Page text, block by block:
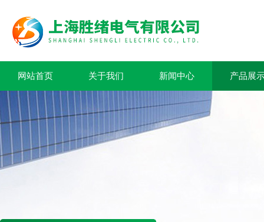
网站首页 关于我们 新闻中心 产品展